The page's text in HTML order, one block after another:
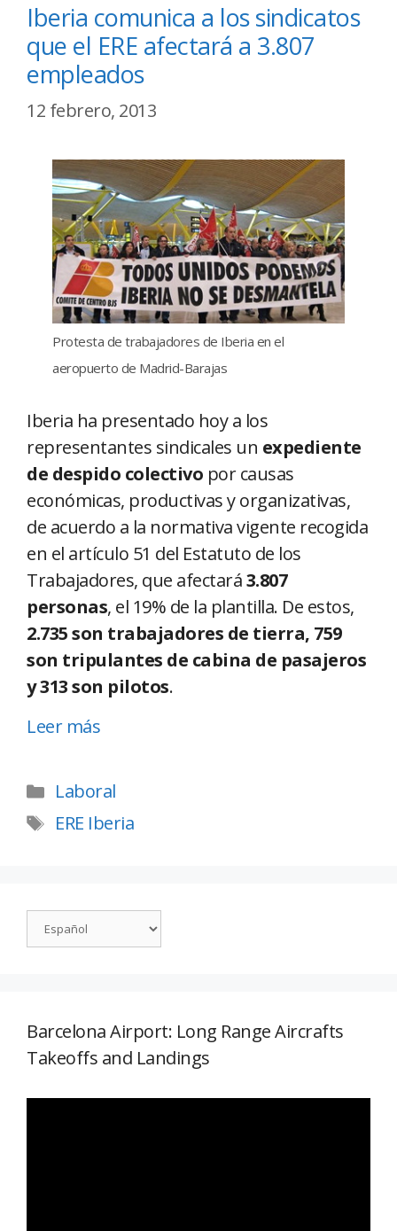
Iberia comunica a los sindicatos
que el ERE afectará a 3.807
empleados
12 febrero, 2013
Protesta de trabajadores de Iberia en el
aeropuerto de Madrid-Barajas
Iberia ha presentado hoy a los
representantes sindicales un expediente
de despido colectivo por causas
económicas, productivas y organizativas,
de acuerdo a la normativa vigente recogida
en el artículo 51 del Estatuto de los
Trabajadores, que afectará3.807
personas, el 19% de la plantilla. De estos,
2.735 son trabajadores de tierra, 759
son tripulantes de cabina de pasajeros
y 313 son pilotos.
Leer más
Laboral
ERE Iberia
Barcelona Airport: Long Range Aircrafts
Takeoffs and Landings